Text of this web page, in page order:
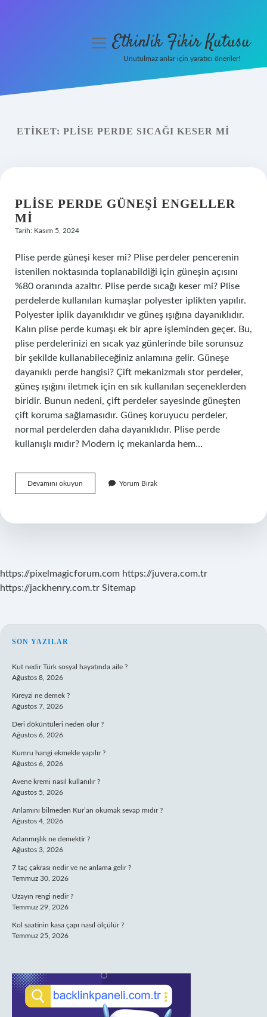
Yasal Uyarı
menüyüEtkinlik Fikir Kutusu
Unutulmaz anlar için yaratıcı öneriler!
ETIKET: PLISE PERDE SICAĞI KESER MI
PLISE PERDE GÜNEŞI ENGELLER
MI
Tarih: Kasım 5, 2024
Plise perde güneşi keser mi? Plise perdeler pencerenin
istenilen noktasında toplanabildiği için güneşin açısını
%80 oranında azaltır. Plise perde sıcağı keser mi? Plise
perdelerde kullanılan kumaşlar polyester iplikten yapılır.
Polyester iplik dayanıklıdır ve güneş ışığına dayanıklıdır.
Kalın plise perde kumaşı ek bir apre işleminden geçer. Bu,
plise perdelerinizi en sıcak yaz günlerinde bile sorunsuz
bir şekilde kullanabileceğiniz anlamına gelir. Güneşe
dayanıklı perde hangisi? Çift mekanizmalı stor perdeler,
güneş ışığını iletmek için en sık kullanılan seçeneklerden
biridir. Bunun nedeni, çift perdeler sayesinde güneşten
çift koruma sağlamasıdır. Güneş koruyucu perdeler,
normal perdelerden daha dayanıklıdır. Plise perde
kullanışlı mıdır? Modern iç mekanlarda hem…
Devamını okuyun
Perde
Mi
Yorum Bırak
https://pixelmagicforum.com https://juvera.com.tr
https://jackhenry.com.tr Sitemap
SIDEBAR
SON YAZILAR
Kut nedir Türk sosyal hayatında aile ?
Ağustos 8, 2026
Kıreyzi ne demek ?
Ağustos 7, 2026
Deri döküntüleri neden olur ?
Ağustos 6, 2026
Kumru hangi ekmekle yapılır ?
Ağustos 6, 2026
Avene kremi nasıl kullanılır ?
Ağustos 5, 2026
Anlamını bilmeden Kur’an okumak sevap mıdır ?
Ağustos 4, 2026
Adanmışlık ne demektir ?
Ağustos 3, 2026
7 taç çakrası nedir ve ne anlama gelir ?
Temmuz 30, 2026
Uzayın rengi nedir ?
Temmuz 29, 2026
Kol saatinin kasa çapı nasıl ölçülür ?
Temmuz 25, 2026